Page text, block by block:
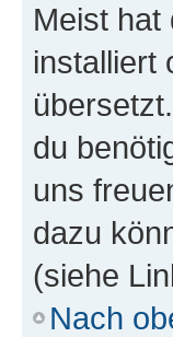
Meist hat
installiert
du
uns
dazu
(siehe
Nach